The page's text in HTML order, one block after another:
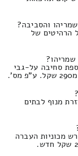
והסביבה?
הרהיטים של
סחיבה על-גבי
מנוף לבתים
מכוניות העברה